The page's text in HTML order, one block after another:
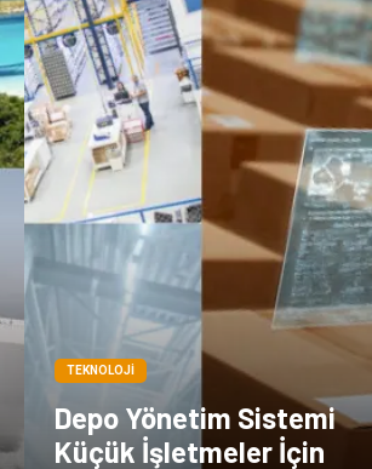
TEKNOLOJI
Depo Yönetim Sistemi
Küçük İşletmeler İçin